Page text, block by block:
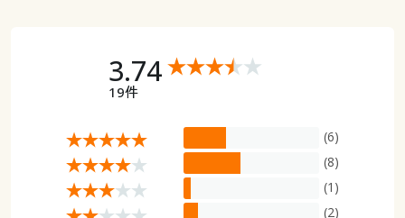
3.74
19件
(6)
(8)
(1)
(2)